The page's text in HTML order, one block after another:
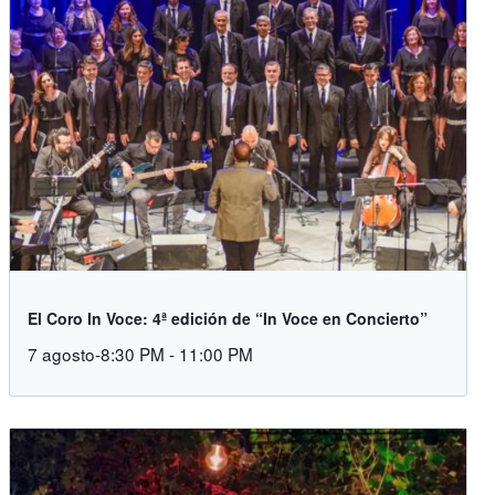
El Coro In Voce: 4ª edición de “In Voce en Concierto”
7 agosto-8:30 PM - 11:00 PM